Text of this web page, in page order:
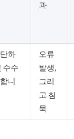
과
하
수수
니
오류
발생,
그리
고 침
묵